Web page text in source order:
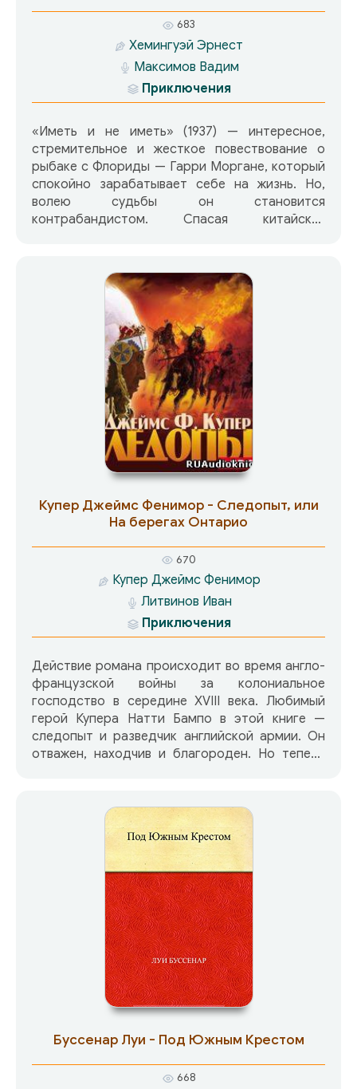
683
Хемингуэй Эрнест
Максимов Вадим
Приключения
«Иметь и не иметь» (1937) — интересное,
стремительное и жесткое повествование о
рыбаке c Флориды — Гарри Моргане, который
спокойно зарабатывает себе на жизнь. Но,
волею судьбы он становится
контрабандистом. Спасая китайских
грузом виски – лишается руки и лодки. Но нет
такого закона, чтобы человек голодал, и Гарри
снова берется перевезти нелегалов.
Пассажирами оказываются кубинцы,
ограбившие банк. Господи, думает Гарри,
чтобы помочь людям, они грабят и при этом
убивают таких же обычных людей. Все сошли с
ума. Гарри становится ясно, что кубинцы
после завершения перевозки его уберут.
Единственный выход — напасть первым.
Купер Джеймс Фенимор - Следопыт, или
На берегах Онтарио
670
Купер Джеймс Фенимор
Литвинов Иван
Приключения
Действие романа происходит во время англо-
французской войны за колониальное
господство в середине XVIII века. Любимый
герой Купера Натти Бампо в этой книге —
следопыт и разведчик английской армии. Он
отважен, находчив и благороден. Но теперь
человека, способного на самопожертвование
ради счастья любимой девушки.
Буссенар Луи - Под Южным Крестом
668